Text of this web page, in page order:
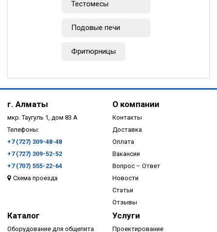
Тестомесы
Подовые печи
Фритюрницы
г. Алматы
мкр. Таугуль 1, дом 83 А
Телефоны:
+7 (727) 309-48-48
+7 (727) 309-52-52
+7 (707) 555-22-64
Схема проезда
О компании
Контакты
Доставка
Оплата
Вакансии
Вопрос – Ответ
Новости
Статьи
Отзывы
Каталог
Оборудование для общепита
Услуги
Проектирование